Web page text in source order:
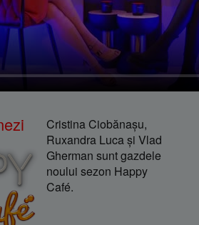
Cristina Ciobănaşu,
Ruxandra Luca şi Vlad
Gherman sunt gazdele
noului sezon Happy
Café.